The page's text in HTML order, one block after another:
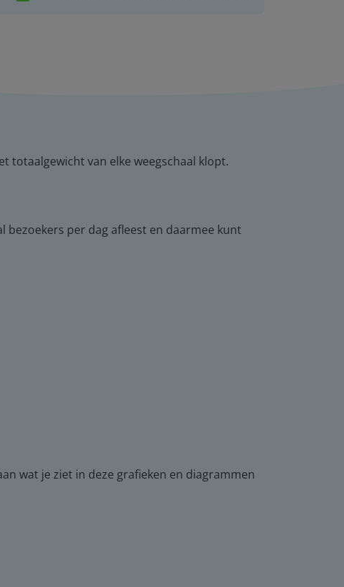
totaalgewicht van elke weegschaal klopt.
bezoekers per dag afleest en daarmee kunt
wat je ziet in deze grafieken en diagrammen